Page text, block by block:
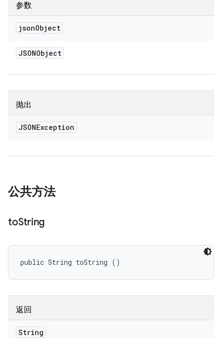
参数
jsonObject
JSONObject
抛出
JSONException
公共方法
toString
public String toString ()
返回
String